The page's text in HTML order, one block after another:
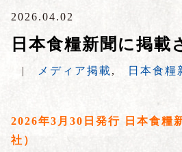
2026.04.02
日本食糧新聞に掲載
| メディア掲載, 日本食糧
2026年3月30日発行 日本食糧
社）